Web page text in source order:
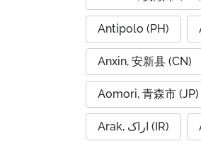
Antipolo (PH)
Anxin, 安新县 (CN)
Aomori, 青森市 (JP)
Arak, اراک (IR)